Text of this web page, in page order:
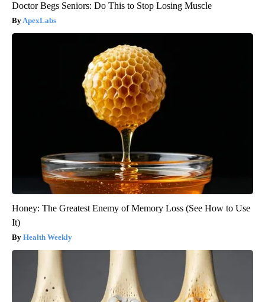
Doctor Begs Seniors: Do This to Stop Losing Muscle
ApexLabs
Honey: The Greatest Enemy of Memory Loss (See How to Use
It)
Health Weekly